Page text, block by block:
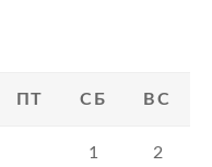
ПТ СБ ВС
1 2